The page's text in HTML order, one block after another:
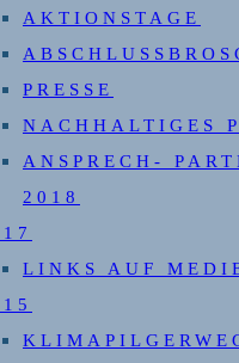
AKTIONSTAGE
PRESSE
NACHHALTIGES
ANSPRECH-
2018
LINKS AUF